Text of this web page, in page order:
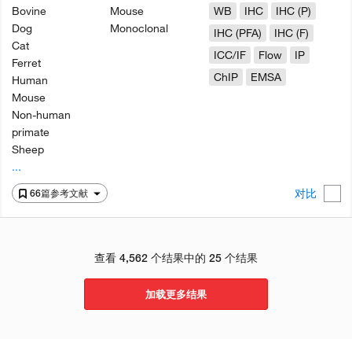
66篇参考文献 对比
Bovine
Dog
Cat
Ferret
Human
Mouse
Non-human
primate
Sheep
...
Mouse
Monoclonal
WB
IHC
IHC (P)
IHC (PFA)
IHC (F)
ICC/IF
Flow
IP
ChIP
EMSA
查看 4,562 个结果中的 25 个结果
加载更多结果